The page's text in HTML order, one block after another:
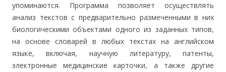
упоминаются. Программа позволяет осуществлять
анализ текстов с предварительно размеченными в них
биологическими объектами одного из заданных типов,
на основе словарей в любых текстах на английском
языке, включая, научную литературу, патенты,
электронные медицинские карточки, а также другие